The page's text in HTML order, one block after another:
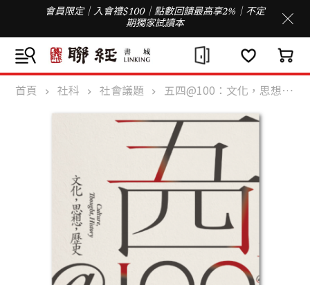
會員限定｜入會禮$100｜點數回饋最高享2%｜不定
期獨家試讀本
首頁 社科 社會議題 五四@100：文化，思想，歷史